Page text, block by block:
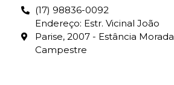
(17) 98836-0092
Endereço: Estr. Vicinal João
Parise, 2007 - Estância Morada
Campestre